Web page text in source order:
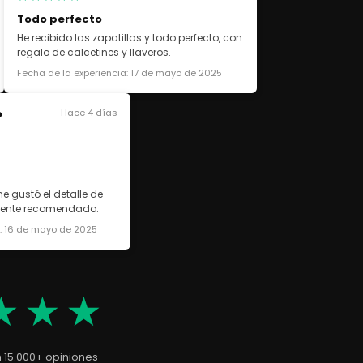
Todo perfecto
He recibido las zapatillas y todo perfecto, con
regalo de calcetines y llaveros.
Fecha de la experiencia: 17 de mayo de 2025
Hace 4 días
gustó el detalle de
recomendado.
16 de mayo de 2025
15.000+ opiniones